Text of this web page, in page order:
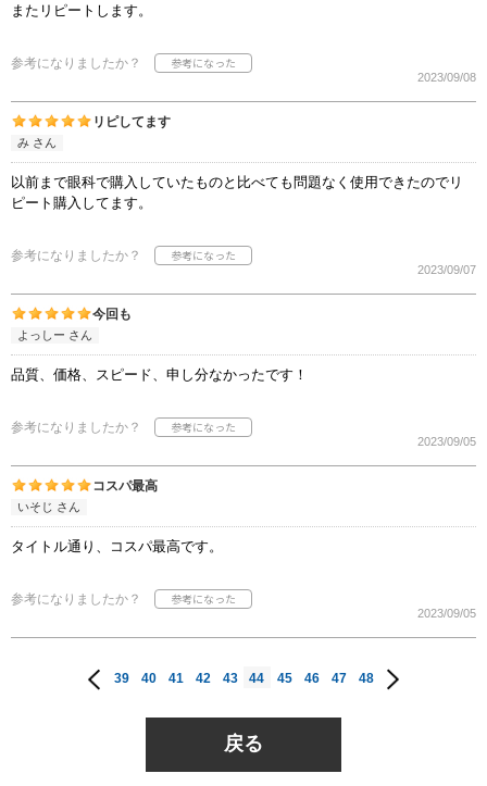
またリピートします。
参考になりましたか？
2023/09/08
リピしてます
み さん
以前まで眼科で購入していたものと比べても問題なく使用できたのでリ
ピート購入してます。
参考になりましたか？
2023/09/07
今回も
よっしー さん
品質、価格、スピード、申し分なかったです！
参考になりましたか？
2023/09/05
コスパ最高
いそじ さん
タイトル通り、コスパ最高です。
参考になりましたか？
2023/09/05
39 40 41 42 43 44 45 46 47 48
戻る